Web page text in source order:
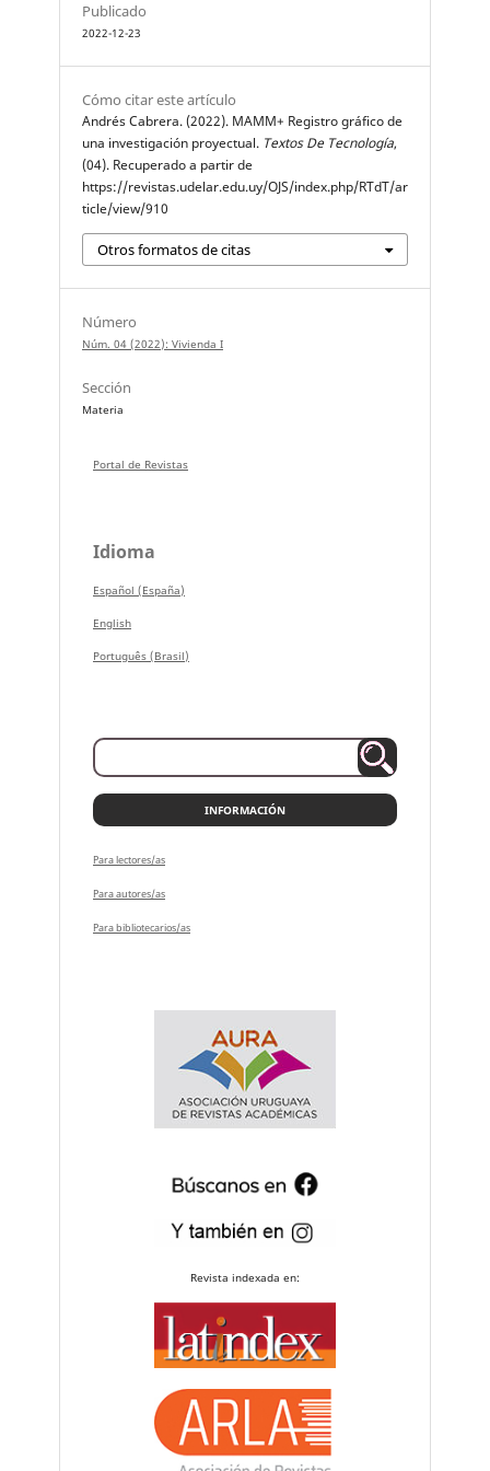
Publicado
2022-12-23
Cómo citar este artículo
Andrés Cabrera. (2022). MAMM+ Registro gráfico de
una investigación proyectual. Textos De Tecnología,
(04). Recuperado a partir de
https://revistas.udelar.edu.uy/OJS/index.php/RTdT/ar
ticle/view/910
Otros formatos de citas
Número
Núm. 04 (2022): Vivienda I
Sección
Materia
Portal de Revistas
Idioma
Español (España)
English
Português (Brasil)
INFORMACIÓN
Para lectores/as
Para autores/as
Para bibliotecarios/as
Revista indexada en: